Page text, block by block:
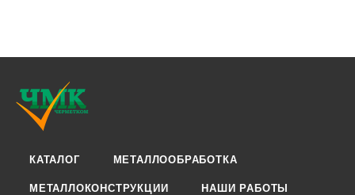
КАТАЛОГ МЕТАЛЛООБРАБОТКА
МЕТАЛЛОКОНСТРУКЦИИ НАШИ РАБОТЫ